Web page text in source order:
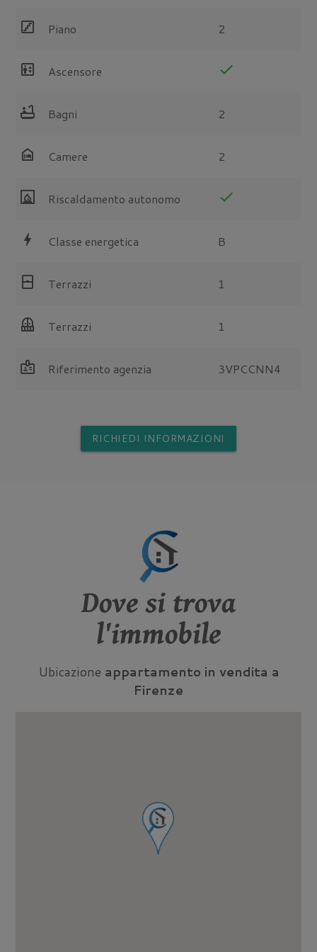
stairs Piano 2
elevator Ascensore check
bathtub Bagni 2
night_shelter Camere 2
fireplace Riscaldamento autonomo check
bolt Classe energetica B
sensor_window Terrazzi 1
balcony Terrazzi 1
badge Riferimento agenzia 3VPCCNN4
RICHIEDI INFORMAZIONI
Dove si trova
l'immobile
Ubicazione appartamento in vendita a
Firenze